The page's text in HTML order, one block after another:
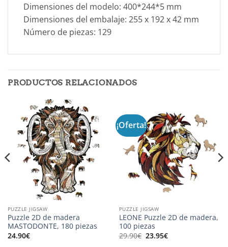
Dimensiones del modelo: 400*244*5 mm
Dimensiones del embalaje: 255 x 192 x 42 mm
Número de piezas: 129
PRODUCTOS RELACIONADOS
PUZZLE JIGSAW
Puzzle 2D de madera
MASTODONTE, 180 piezas
24.90€
¡Oferta!
PUZZLE JIGSAW
LEONE Puzzle 2D de madera,
100 piezas
29.90€ El
precio
23.95€El
precio